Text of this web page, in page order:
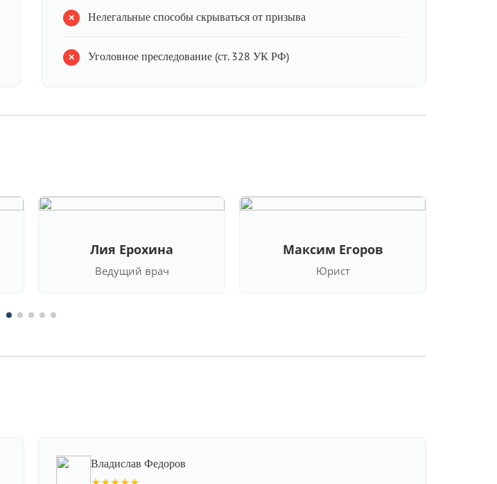
Нелегальные способы скрываться от призыва
Уголовное преследование (ст. 328 УК РФ)
Лия Ерохина
Ведущий врач
Максим Егоров
Юрист
Владислав Федоров